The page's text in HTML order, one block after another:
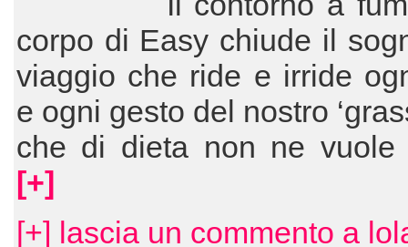
corpo di Easy chiude il
viaggio che ride e irride
e ogni gesto del nostro
che di dieta non ne vuole
[+]
[+] lascia un commento a